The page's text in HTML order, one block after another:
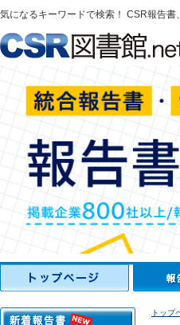
気になるキーワードで検索！ CSR報告
トップ